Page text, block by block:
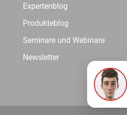
Expertenblog
Produkteblog
Seminare und Webinare
Newsletter